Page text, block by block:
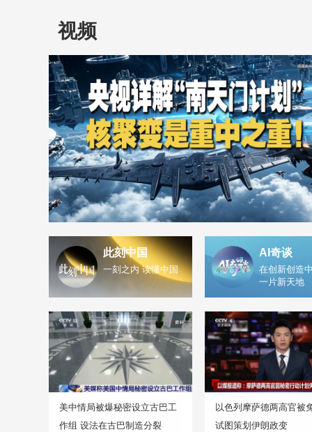
视频
此刻中国
一刻之内 读懂中国
AI奇谈
在创新创造
一片新天地
美中情局被爆秘密设立古巴工
作组 设法在古巴制造分裂
以色列摩萨德两高官被
试图策划伊朗政变